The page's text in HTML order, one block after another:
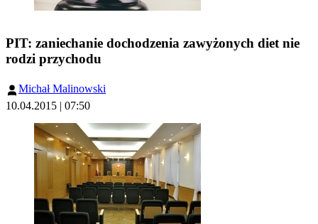
PIT: zaniechanie dochodzenia zawyżonych diet nie
rodzi przychodu
Michał Malinowski
10.04.2015 | 07:50